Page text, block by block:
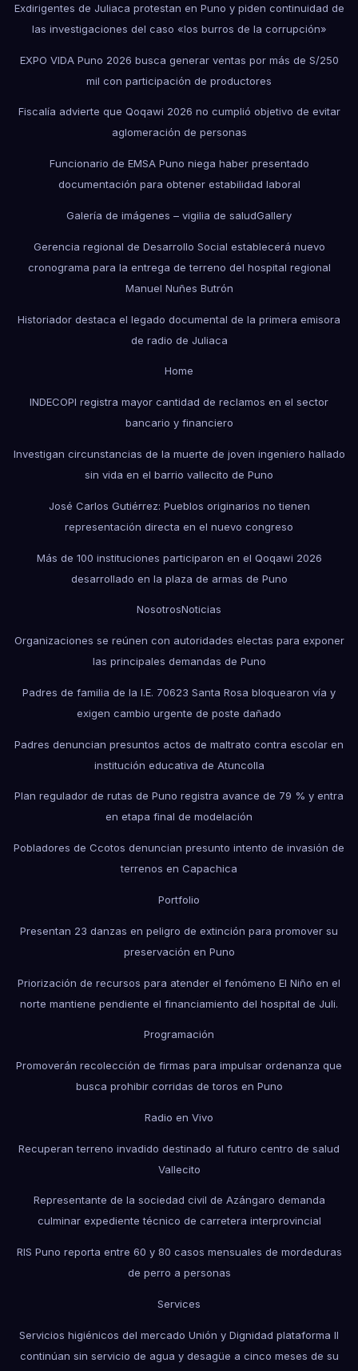
Exdirigentes de Juliaca protestan en Puno y piden continuidad de
las investigaciones del caso «los burros de la corrupción»
EXPO VIDA Puno 2026 busca generar ventas por más de S/250
mil con participación de productores
Fiscalía advierte que Qoqawi 2026 no cumplió objetivo de evitar
aglomeración de personas
Funcionario de EMSA Puno niega haber presentado
documentación para obtener estabilidad laboral
Galería de imágenes – vigilia de saludGallery
Gerencia regional de Desarrollo Social establecerá nuevo
cronograma para la entrega de terreno del hospital regional
Manuel Nuñes Butrón
Historiador destaca el legado documental de la primera emisora
de radio de Juliaca
Home
INDECOPI registra mayor cantidad de reclamos en el sector
bancario y financiero
Investigan circunstancias de la muerte de joven ingeniero hallado
sin vida en el barrio vallecito de Puno
José Carlos Gutiérrez: Pueblos originarios no tienen
representación directa en el nuevo congreso
Más de 100 instituciones participaron en el Qoqawi 2026
desarrollado en la plaza de armas de Puno
NosotrosNoticias
Organizaciones se reúnen con autoridades electas para exponer
las principales demandas de Puno
Padres de familia de la I.E. 70623 Santa Rosa bloquearon vía y
exigen cambio urgente de poste dañado
Padres denuncian presuntos actos de maltrato contra escolar en
institución educativa de Atuncolla
Plan regulador de rutas de Puno registra avance de 79 % y entra
en etapa final de modelación
Pobladores de Ccotos denuncian presunto intento de invasión de
terrenos en Capachica
Portfolio
Presentan 23 danzas en peligro de extinción para promover su
preservación en Puno
Priorización de recursos para atender el fenómeno El Niño en el
norte mantiene pendiente el financiamiento del hospital de Juli.
Programación
Promoverán recolección de firmas para impulsar ordenanza que
busca prohibir corridas de toros en Puno
Radio en Vivo
Recuperan terreno invadido destinado al futuro centro de salud
Vallecito
Representante de la sociedad civil de Azángaro demanda
culminar expediente técnico de carretera interprovincial
RIS Puno reporta entre 60 y 80 casos mensuales de mordeduras
de perro a personas
Services
Servicios higiénicos del mercado Unión y Dignidad plataforma II
continúan sin servicio de agua y desagüe a cinco meses de su